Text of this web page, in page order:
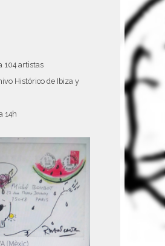
104 artistas
Histórico de Ibiza y
14h